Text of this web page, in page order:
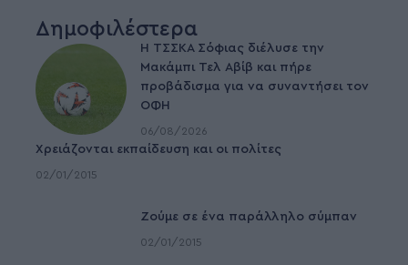
Δημοφιλέστερα
Η ΤΣΣΚΑ Σόφιας διέλυσε την
Μακάμπι Τελ Αβίβ και πήρε
προβάδισμα για να συναντήσει τον
ΟΦΗ
06/08/2026
Χρειάζονται εκπαίδευση και οι πολίτες
02/01/2015
Ζούμε σε ένα παράλληλο σύμπαν
02/01/2015